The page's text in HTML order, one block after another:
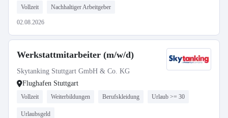
Vollzeit Nachhaltiger Arbeitgeber
02.08.2026
Werkstattmitarbeiter (m/w/d)
Skytanking Stuttgart GmbH & Co. KG
Flughafen Stuttgart
Vollzeit Weiterbildungen Berufskleidung Urlaub >= 30
Urlaubsgeld